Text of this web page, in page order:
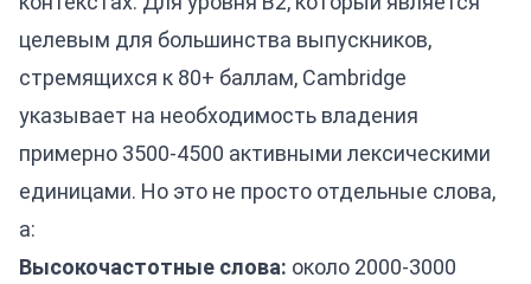
целевым для большинства выпускников,
стремящихся к 80+ баллам, Cambridge
указывает на необходимость владения
примерно 3500-4500 активными лексическими
единицами. Но это не просто отдельные слова,
а:
Высокочастотные слова: около 2000-3000